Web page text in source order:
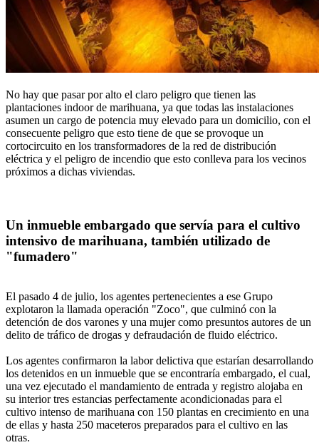
No hay que pasar por alto el claro peligro que tienen las
plantaciones indoor de marihuana, ya que todas las instalaciones
asumen un cargo de potencia muy elevado para un domicilio, con el
consecuente peligro que esto tiene de que se provoque un
cortocircuito en los transformadores de la red de distribución
eléctrica y el peligro de incendio que esto conlleva para los vecinos
próximos a dichas viviendas.
Un inmueble embargado que servía para el cultivo
intensivo de marihuana, también utilizado de
"fumadero"
El pasado 4 de julio, los agentes pertenecientes a ese Grupo
explotaron la llamada operación "Zoco", que culminó con la
detención de dos varones y una mujer como presuntos autores de un
delito de tráfico de drogas y defraudación de fluido eléctrico.
Los agentes confirmaron la labor delictiva que estarían desarrollando
los detenidos en un inmueble que se encontraría embargado, el cual,
una vez ejecutado el mandamiento de entrada y registro alojaba en
su interior tres estancias perfectamente acondicionadas para el
cultivo intenso de marihuana con 150 plantas en crecimiento en una
de ellas y hasta 250 maceteros preparados para el cultivo en las
otras.